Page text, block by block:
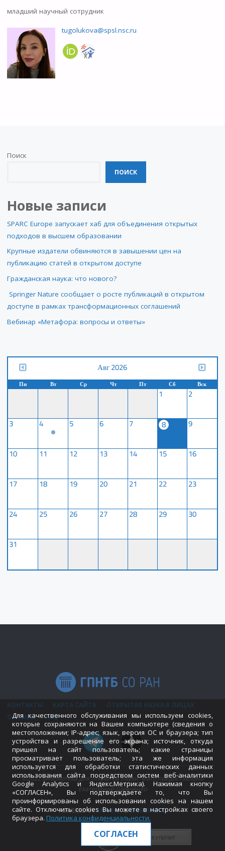
младший научный сотрудник
tugolukova@spsl.nsc.ru
Поиск
ПОИСК
Новые записи
SPARC Europe запускает хаб для объединения открытых
подходов в высшем образовании
Крупные издатели обвиняются в завышении цен на
публикацию статей в открытом доступе
Гражданская наука: что нового?
Springer Nature сообщает о росте публикаций в открытом
доступе в рамках трансформационных соглашений
Вебинар «Метафора: вопросы и ответы»
Авг 2026
Пн Вт Ср Чт Пт Сб Вск
1 2
3 4 5 6 7 8 9
10 11 12 13 14 15 16
17 18 19 20 21 22 23
24 25 26 27 28 29 30
31
КОНТАКТЫ КАРТА САЙТА
ОТКРЫТАЯ НАУКА В ЛИЦАХ
ОТЗЫВЫ
FAQ
©2022 Библиотека для открытой науки. Фото предоставлено
Екатериной Шевченко
POWERED BYSEPTERA&WORDPRESS.
Для качественного обслуживания мы используем cookies,
которые сохраняются на Вашем компьютере (сведения о
местоположении; IP-адрес; язык, версия ОС и браузера; тип
устройства и разрешение его экрана; источник, откуда
пришел на сайт пользователь; какие страницы
просматривает пользователь; эта же информация
используется для обработки статистических данных
использования сайта посредством систем веб-аналитики
Google Analytics и Яндекс.Метрика). Нажимая кнопку
«СОГЛАСЕН», Вы подтверждаете то, что Вы
проинформированы об использовании cookies на нашем
сайте. Отключить cookies Вы можете в настройках своего
браузера. Политика конфиденциальности.
СОГЛАСЕН